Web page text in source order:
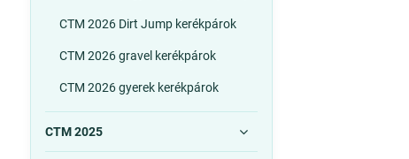
CTM 2026 Dirt Jump kerékpárok
CTM 2026 gravel kerékpárok
CTM 2026 gyerek kerékpárok
CTM 2025